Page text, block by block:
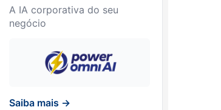
A IA corporativa do seu
negócio
Saiba mais →